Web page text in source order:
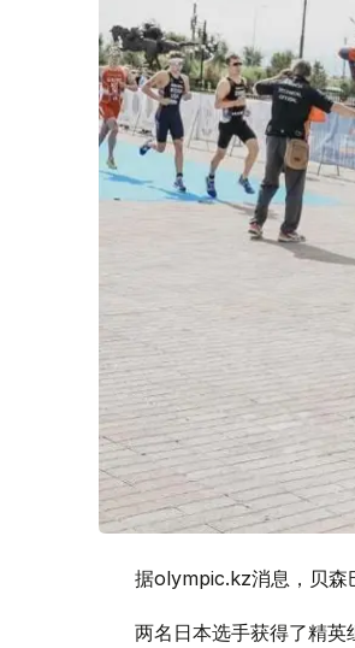
据olympic.kz消息，贝森
两名日本选手获得了精英